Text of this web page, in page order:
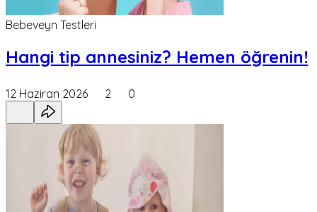
Bebeveyn Testleri
Hangi tip annesiniz? Hemen öğrenin!
12 Haziran 2026 2 0